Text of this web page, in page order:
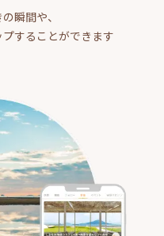
瞬間や、
することができます